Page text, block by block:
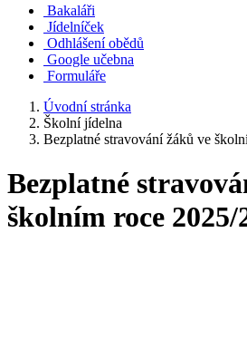
Bakaláři
Jídelníček
Odhlášení obědů
Google učebna
Formuláře
Úvodní stránka
Školní jídelna
Bezplatné stravování žáků ve
Bezplatné
školním roce 2025/